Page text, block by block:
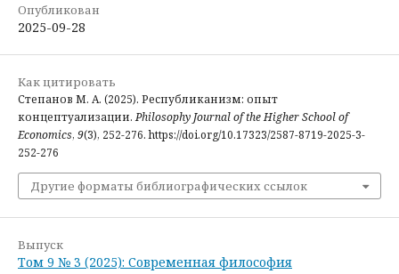
Опубликован
2025-09-28
Как цитировать
Степанов М. А. (2025). Республиканизм: опыт
концептуализации.Philosophy Journal of the Higher School of
Economics, 9(3), 252-276. https://doi.org/10.17323/2587-8719-2025-3-
252-276
Другие форматы библиографических ссылок
Выпуск
Том 9 № 3 (2025): Современная философия